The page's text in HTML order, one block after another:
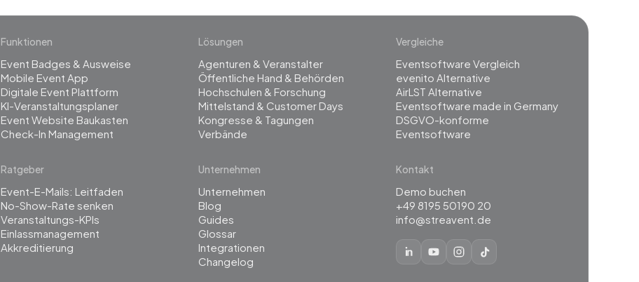
Funktionen
Event Badges & Ausweise
Mobile Event App
Digitale Event Plattform
KI-Veranstaltungsplaner
Event Website Baukasten
Check-In Management
Lösungen
Agenturen & Veranstalter
Öffentliche Hand & Behörden
Hochschulen & Forschung
Mittelstand & Customer Days
Kongresse & Tagungen
Verbände
Vergleiche
Eventsoftware Vergleich
evenito Alternative
AirLST Alternative
Eventsoftware made in Germany
DSGVO-konforme
Eventsoftware
Ratgeber
Event-E-Mails: Leitfaden
No-Show-Rate senken
Veranstaltungs-KPIs
Einlassmanagement
Akkreditierung
Unternehmen
Unternehmen
Blog
Guides
Glossar
Integrationen
Changelog
Kontakt
Demo buchen
+49 8195 50190 20
info@streavent.de